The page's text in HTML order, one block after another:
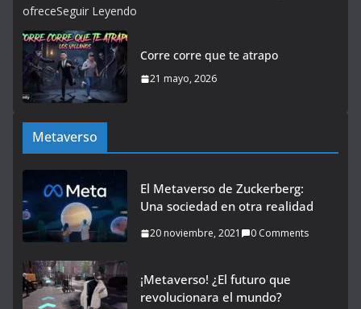
ofreceSeguir Leyendo
Corre corre que te atrapo
21 mayo, 2026
Metaverso
El Metaverso de Zuckerberg:
Una sociedad en otra realidad
20 noviembre, 2021 0 Comments
¡Metaverso! ¿El futuro que
revolucionara el mundo?